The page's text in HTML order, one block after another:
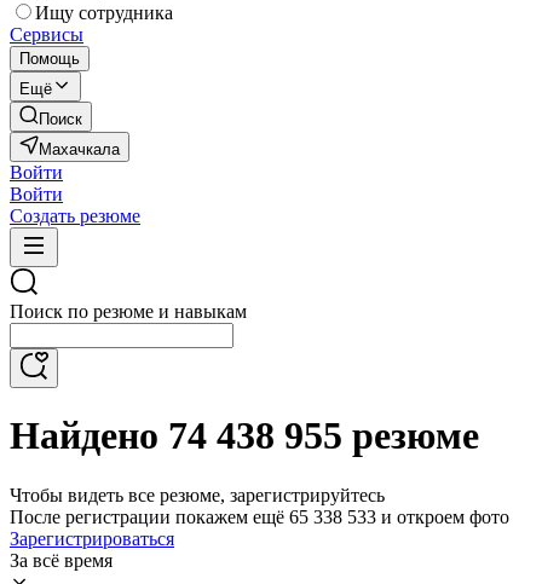
Ищу сотрудника
Сервисы
Помощь
Ещё
Поиск
Махачкала
Войти
Войти
Создать резюме
Поиск по резюме и навыкам
Найдено 74 438 955 резюме
Чтобы видеть все резюме, зарегистрируйтесь
После регистрации покажем ещё 65 338 533 и откроем фото
Зарегистрироваться
За всё время